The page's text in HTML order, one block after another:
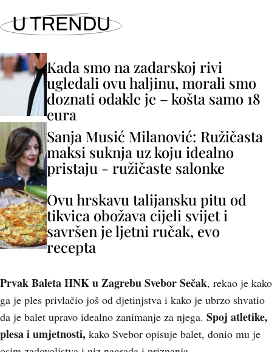
U TRENDU
Kada smo na zadarskoj rivi
ugledali ovu haljinu, morali smo
doznati odakle je – košta samo 18
eura
Sanja Musić Milanović: Ružičasta
maksi suknja uz koju idealno
pristaju - ružičaste salonke
Ovu hrskavu talijansku pitu od
tikvica obožava cijeli svijet i
savršen je ljetni ručak, evo
recepta
Prvak Baleta HNK u Zagrebu Svebor Sečak, rekao je kako
ga je ples privlačio još od djetinjstva i kako je ubrzo shvatio
da je balet upravo idealno zanimanje za njega. Spoj atletike,
plesa i umjetnosti, kako Svebor opisuje balet, donio mu je